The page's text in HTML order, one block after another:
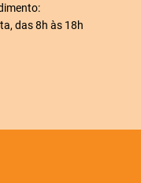
das 8h às 18h